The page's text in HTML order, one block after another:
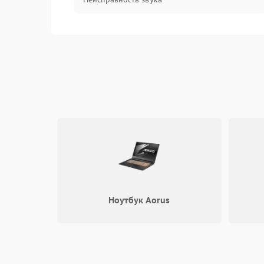
Ноутбук Aorus